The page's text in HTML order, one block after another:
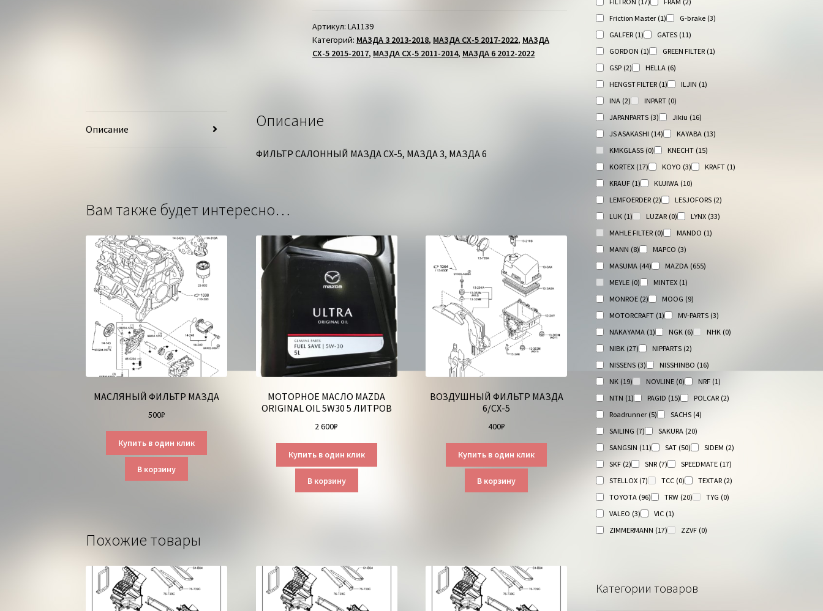
МАЗДА
3/6/
СХ-5
Артикул:LA1139
Категорий: МАЗДА 3 2013-2018, МАЗДА СХ-5 2017-2022, МАЗДА
СХ-5 2015-2017, МАЗДА СХ-5 2011-2014, МАЗДА 6 2012-2022
Описание Описание
ФИЛЬТР САЛОННЫЙ МАЗДА СХ-5, МАЗДА 3, МАЗДА 6
Вам также будет интересно…
МАСЛЯНЫЙ ФИЛЬТР МАЗДА
500₽
Купить в один клик
В корзину
МОТОРНОЕ МАСЛО MAZDA
ORIGINAL OIL 5W30 5 ЛИТРОВ
2 600₽
Купить в один клик
В корзину
ВОЗДУШНЫЙ ФИЛЬТР МАЗДА
6/СХ-5
400₽
Купить в один клик
В корзину
Похожие товары
Friction Master (1) G-brake (3)
GALFER (1) GATES (11)
GORDON (1) GREEN FILTER (1)
GSP (2) HELLA (6)
HENGST FILTER (1) ILJIN (1)
INA (2) INPART (0)
JAPANPARTS (3) Jikiu (16)
JS ASAKASHI (14) KAYABA (13)
KMKGLASS (0) KNECHT (15)
KORTEX (17) KOYO (3) KRAFT (1)
KRAUF (1) KUJIWA (10)
LEMFOERDER (2) LESJOFORS (2)
LUK (1) LUZAR (0) LYNX (33)
MAHLE FILTER (0) MANDO (1)
MANN (8) MAPCO (3)
MASUMA (44) MAZDA (655)
MEYLE (0) MINTEX (1)
MONROE (2) MOOG (9)
MOTORCRAFT (1) MV-PARTS (3)
NAKAYAMA (1) NGK (6) NHK (0)
NIBK (27) NIPPARTS (2)
NISSENS (3) NISSHINBO (16)
NK (19) NOVLINE (0) NRF (1)
NTN (1) PAGID (15) POLCAR (2)
Roadrunner (5) SACHS (4)
SAILING (7) SAKURA (20)
SANGSIN (11) SAT (50) SIDEM (2)
SKF (2) SNR (7) SPEEDMATE (17)
STELLOX (7) TCC (0) TEXTAR (2)
TOYOTA (96) TRW (20) TYG (0)
VALEO (3) VIC (1)
ZIMMERMANN (17) ZZVF (0)
Категории товаров